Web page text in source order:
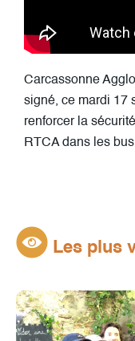
Carcassonne
signé, ce mardi 17
renforcer la
RTCA dans les
Les plus